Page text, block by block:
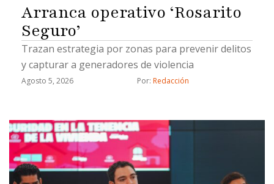
Arranca operativo ‘Rosarito
Seguro’
Trazan estrategia por zonas para prevenir delitos
y capturar a generadores de violencia
Agosto 5, 2026 Por: Redacción